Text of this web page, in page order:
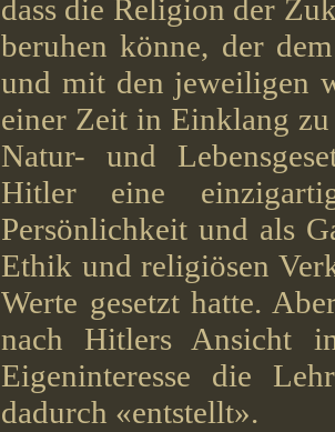
dass die Religion der
beruhen könne, der
und mit den jeweiligen
einer Zeit in Einklang
Natur- und
Hitler eine
Persönlichkeit und als
Ethik und religiösen
Werte gesetzt hatte.
nach Hitlers Ansicht
Eigeninteresse die
dadurch «entstellt».